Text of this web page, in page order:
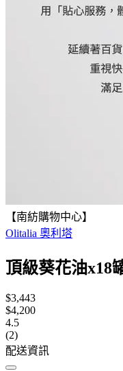
【南紡購物中心】
Olitalia 奧利塔
頂級葵花油x18
$3,443
$4,200
4.5
(2)
配送資訊